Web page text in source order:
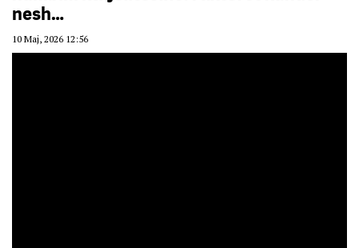
nesh…
10 Maj, 2026 12:56